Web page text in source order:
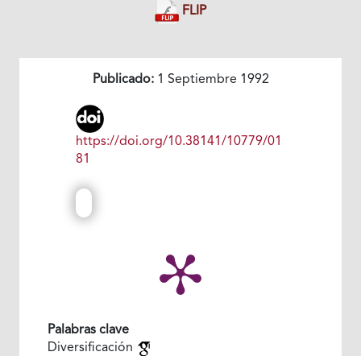
FLIP
Publicado:1 Septiembre 1992
https://doi.org/10.38141/10779/01
81
Palabras clave
Diversificación